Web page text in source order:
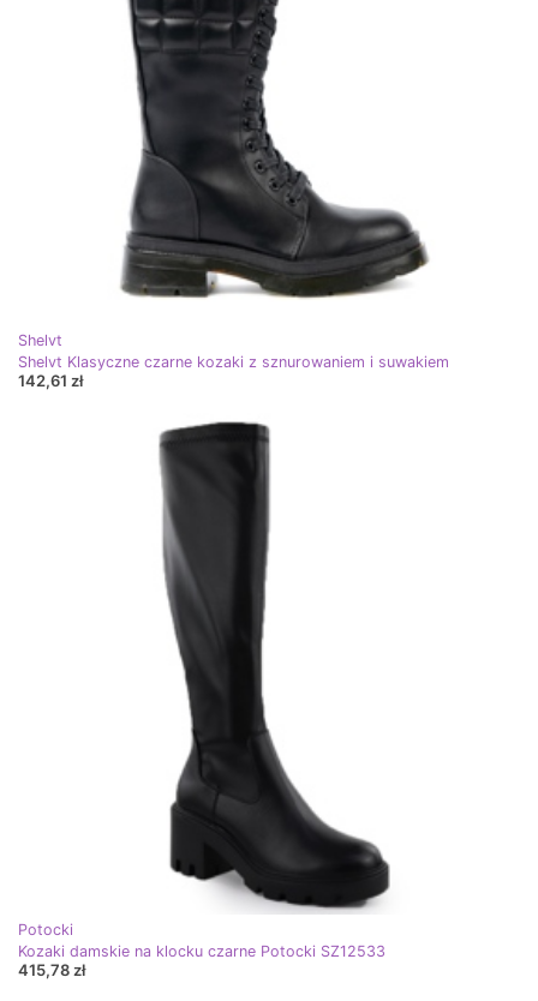
Shelvt
Shelvt Klasyczne czarne kozaki z sznurowaniem i suwakiem
142,61 zł
Potocki
Kozaki damskie na klocku czarne Potocki SZ12533
415,78 zł